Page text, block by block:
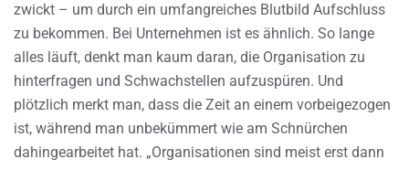
zwickt – um durch ein umfangreiches Blutbild Aufschluss
zu bekommen. Bei Unternehmen ist es ähnlich. So lange
alles läuft, denkt man kaum daran, die Organisation zu
hinterfragen und Schwachstellen aufzuspüren. Und
plötzlich merkt man, dass die Zeit an einem vorbeigezogen
ist, während man unbekümmert wie am Schnürchen
dahingearbeitet hat. „Organisationen sind meist erst dann